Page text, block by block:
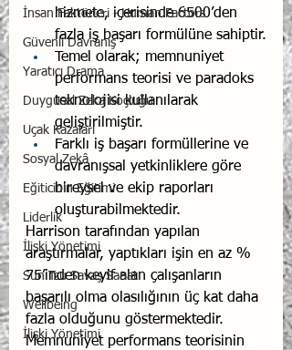
İnsan Faktörleri - Human Factors
Güvenli Davranış
Yaratıcı Drama
Duygusal Zeka Koçluğu
Uçak Kazaları
Sosyal Zekâ
Eğiticinin Eğitimi
Liderlik
İlişki Yönetimi
Sun Tzu Savaş Sanatı
Wellbeing
İlişki Yönetimi
hizmete, içerisinde 6500’den
fazla iş başarı formülüne sahiptir.
Temel olarak; memnuniyet
performans teorisi ve paradoks
teknolojisi kullanılarak
geliştirilmiştir.
Farklı iş başarı formüllerine ve
davranışsal yetkinliklere göre
bireysel ve ekip raporları
oluşturabilmektedir.
Harrison tarafından yapılan
araştırmalar, yaptıkları işin en az %
75’inden keyif alan çalışanların
başarılı olma olasılığının üç kat daha
fazla olduğunu göstermektedir.
Memnuniyet performans teorisinin